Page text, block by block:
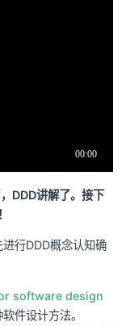
DDD讲解了。接下
行DDD概念认知确
software design
件设计方法。